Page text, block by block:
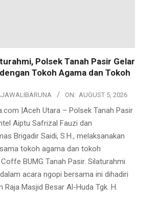
Polsek Tanah Pasir Gelar
Tokoh Agama dan Tokoh
ON: AUGUST 5, 2026
|Aceh Utara – Polsek Tanah Pasir
Aiptu Safrizal Fauzi dan
Brigadir Saidi, S.H., melaksanakan
tokoh agama dan tokoh
BUMG Tanah Pasir. Silaturahmi
acara ngopi bersama ini dihadiri
Raja Masjid Besar Al-Huda Tgk. H.